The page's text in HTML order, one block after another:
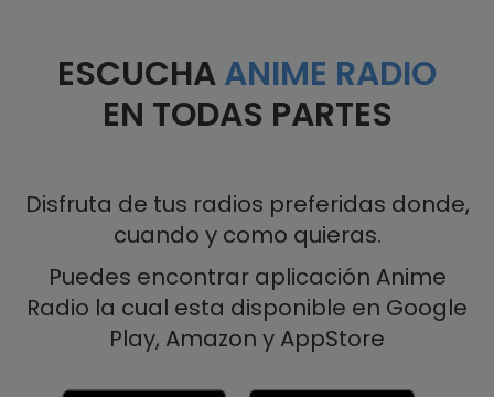
ESCUCHAANIME RADIO
EN TODAS PARTES
Disfruta de tus radios preferidas donde,
cuando y como quieras.
Puedes encontrar aplicación Anime
Radio la cual esta disponible en Google
Play, Amazon y AppStore